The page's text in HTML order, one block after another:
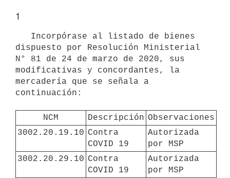
1
dispuesto por Resolución Ministerial
N° 81 de 24 de marzo de 2020, sus
modificativas y concordantes, la
mercadería que se señala a
continuación:
NCM Descripción Observaciones
3002.20.19.10 Contra
COVID 19
Autorizada
por MSP
3002.20.29.10 Contra
COVID 19
Autorizada
por MSP